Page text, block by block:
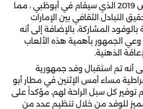
للأولمبياد الخاص 2019 الذي سيقام في أبوظبي ، مما
التبادل الثقافي بين الإمارات
بالوفود المشاركة، بالإضافة إلى أنه
الجمهور بأهمية هذه الألعاب
الذهنية.
أنه تم استقبال وفد جمهورية
مساء أمس الإثنين في مطار أبو
توفير كل سبل الراحة لهم، مؤكداً على
مميز للوفد من خلال تنظيم عدد من